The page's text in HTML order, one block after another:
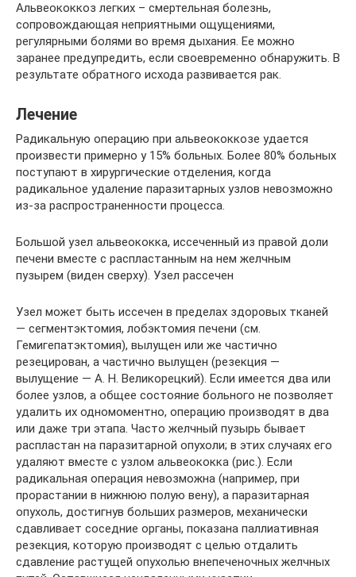
Альвеококкоз легких – смертельная болезнь,
сопровождающая неприятными ощущениями,
регулярными болями во время дыхания. Ее можно
заранее предупредить, если своевременно обнаружить. В
результате обратного исхода развивается рак.
Лечение
Радикальную операцию при альвеококкозе удается
произвести примерно у 15% больных. Более 80% больных
поступают в хирургические отделения, когда
радикальное удаление паразитарных узлов невозможно
из-за распространенности процесса.
Большой узел альвеококка, иссеченный из правой доли
печени вместе с распластанным на нем желчным
пузырем (виден сверху). Узел рассечен
Узел может быть иссечен в пределах здоровых тканей
— сегментэктомия, лобэктомия печени (см.
Гемигепатэктомия), вылущен или же частично
резецирован, а частично вылущен (резекция —
вылущение — А. Н. Великорецкий). Если имеется два или
более узлов, а общее состояние больного не позволяет
удалить их одномоментно, операцию производят в два
или даже три этапа. Часто желчный пузырь бывает
распластан на паразитарной опухоли; в этих случаях его
удаляют вместе с узлом альвеококка (рис.). Если
радикальная операция невозможна (например, при
прорастании в нижнюю полую вену), а паразитарная
опухоль, достигнув больших размеров, механически
сдавливает соседние органы, показана паллиативная
резекция, которую производят с целью отдалить
сдавление растущей опухолью внепеченочных желчных